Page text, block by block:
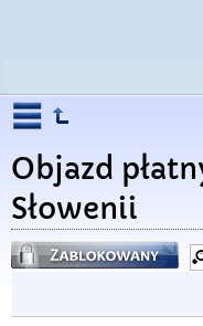
Objazd
Słowenii
Zablokowany